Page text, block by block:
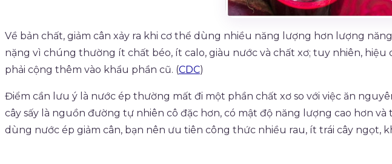
Về bản chất, giảm cân xảy ra khi cơ thể dùng nhiều năng lượng hơn lượng
nặng vì chúng thường ít chất béo, ít calo, giàu nước và chất xơ; tuy nhiên,
phải cộng thêm vào khẩu phần cũ. (CDC)
Điểm cần lưu ý là nước ép thường mất đi một phần chất xơ so với việc ăn
cây sấy là nguồn đường tự nhiên cô đặc hơn, có mật độ năng lượng cao hơn
dùng nước ép giảm cân, bạn nên ưu tiên công thức nhiều rau, ít trái cây ngọt,